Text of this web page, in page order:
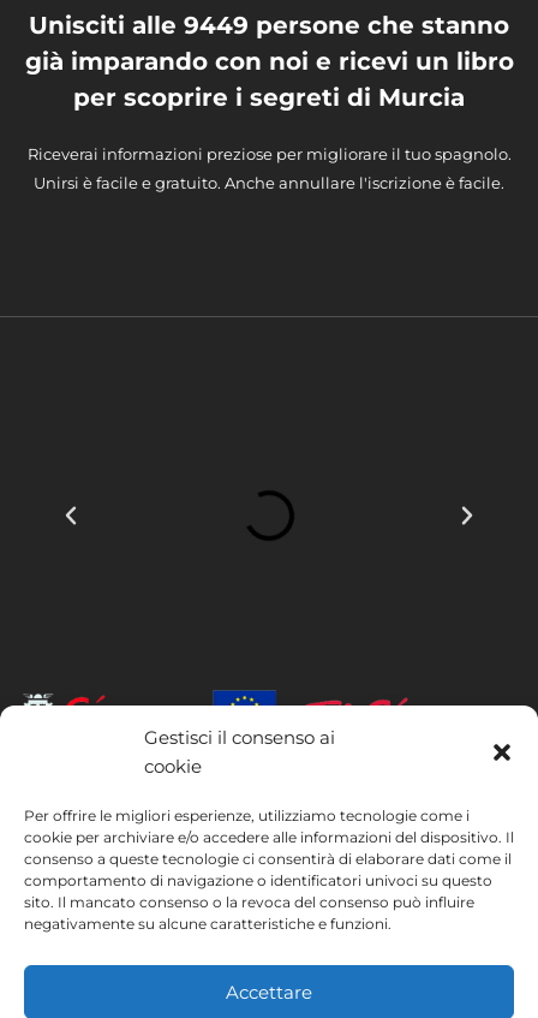
Gestisci il consenso ai
cookie
Per offrire le migliori esperienze, utilizziamo tecnologie come i
cookie per archiviare e/o accedere alle informazioni del dispositivo. Il
consenso a queste tecnologie ci consentirà di elaborare dati come il
comportamento di navigazione o identificatori univoci su questo
sito. Il mancato consenso o la revoca del consenso può influire
negativamente su alcune caratteristiche e funzioni.
Accettare
Unisciti alle 9449 persone che stanno
già imparando con noi e ricevi un libro
per scoprire i segreti di Murcia
Riceverai informazioni preziose per migliorare il tuo spagnolo.
Unirsi è facile e gratuito. Anche annullare l'iscrizione è facile.
beneficiaria del Fondo europeo di sviluppo regionale, il cui obiettivo è
migliorare l’utilizzo e la qualità delle tecnologie dell’informazione e
della comunicazione e la loro accessibilità, e grazie al quale ha potuto
implementare le seguenti misure: presenza online tramite la propria
pagina web. Tale misura è stata attuata nel corso del 2020. A questo
scopo, la società è stata supportata dal programma TIC Cámaras,